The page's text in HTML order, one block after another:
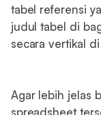
tabel referensi
judul tabel di
secara vertikal
Agar lebih jelas
spreadsheet